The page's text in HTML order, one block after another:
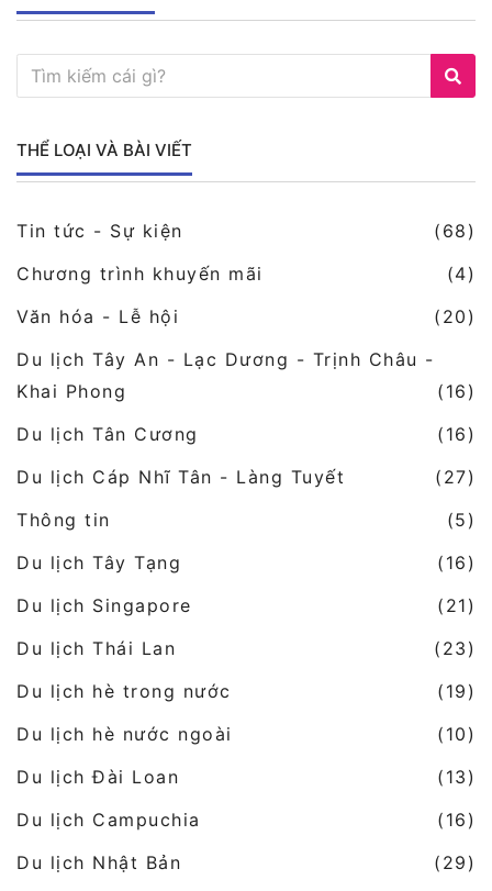
THỂ LOẠI VÀ BÀI VIẾT
Tin tức - Sự kiện
(68)
Chương trình khuyến mãi
(4)
Văn hóa - Lễ hội
(20)
Du lịch Tây An - Lạc Dương - Trịnh Châu -
Khai Phong
(16)
Du lịch Tân Cương
(16)
Du lịch Cáp Nhĩ Tân - Làng Tuyết
(27)
Thông tin
(5)
Du lịch Tây Tạng
(16)
Du lịch Singapore
(21)
Du lịch Thái Lan
(23)
Du lịch hè trong nước
(19)
Du lịch hè nước ngoài
(10)
Du lịch Đài Loan
(13)
Du lịch Campuchia
(16)
Du lịch Nhật Bản
(29)